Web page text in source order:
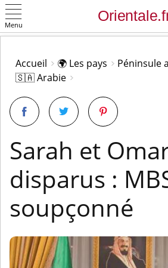
Menu
Accueil 🌍 Les pays
Péninsule
🇸🇦 Arabie
Sarah et
disparus :
soupçonné